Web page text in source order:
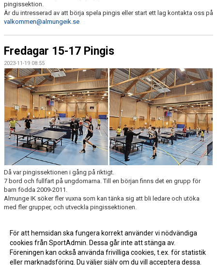
pingissektion.
Är du intresserad av att börja spela pingis eller start ett lag kontakta oss på
valkommen@almungeik.se
Fredagar 15-17 Pingis
2023-11-19 08:55
Då var pingissektionen i gång på riktigt.
7 bord och fullfart på ungdomarna. Till en början finns det en grupp för
barn födda 2009-2011.
Almunge IK söker fler vuxna som kan tänka sig att bli ledare och utöka
med fler grupper, och utveckla pingissektionen.
För att hemsidan ska fungera korrekt använder vi nödvändiga
cookies från SportAdmin. Dessa går inte att stänga av.
Föreningen kan också använda frivilliga cookies, t.ex. för statistik
eller marknadsföring. Du väljer själv om du vill acceptera dessa.